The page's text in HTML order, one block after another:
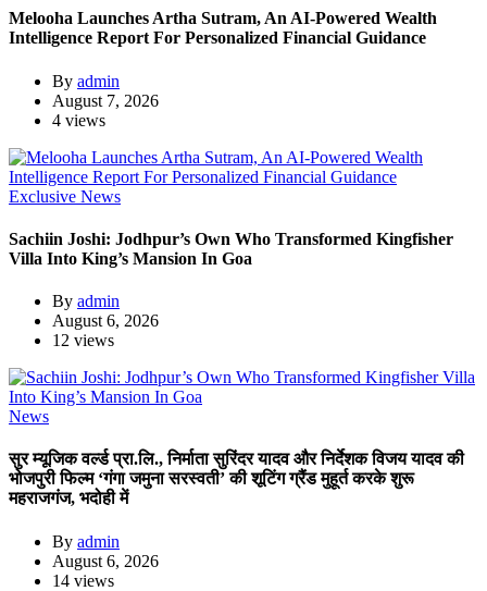
Melooha Launches Artha Sutram, An AI-Powered Wealth
Intelligence Report For Personalized Financial Guidance
By admin
August 7, 2026
4 views
Exclusive News
Sachiin Joshi: Jodhpur’s Own Who Transformed Kingfisher
Villa Into King’s Mansion In Goa
By admin
August 6, 2026
12 views
News
सुर म्यूजिक वर्ल्ड प्रा.लि., निर्माता सुरिंदर यादव और निर्देशक विजय यादव की
भोजपुरी फिल्म ‘गंगा जमुना सरस्वती’ की शूटिंग ग्रैंड मुहूर्त करके शुरू
महराजगंज, भदोही में
By admin
August 6, 2026
14 views